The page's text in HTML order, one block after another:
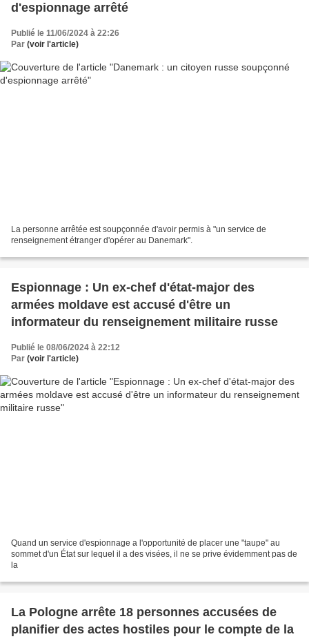
d'espionnage arrêté
Publié le 11/06/2024 à 22:26
Par (voir l'article)
La personne arrêtée est soupçonnée d'avoir permis à "un service de
renseignement étranger d'opérer au Danemark".
Espionnage : Un ex-chef d'état-major des
armées moldave est accusé d'être un
informateur du renseignement militaire russe
Publié le 08/06/2024 à 22:12
Par (voir l'article)
Quand un service d'espionnage a l'opportunité de placer une "taupe" au
sommet d'un État sur lequel il a des visées, il ne se prive évidemment pas de
la
La Pologne arrête 18 personnes accusées de
planifier des actes hostiles pour le compte de la